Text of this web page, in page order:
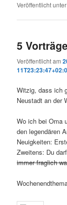
Veröffentlicht unter
5
Veröffentlicht am
Witzig, dass ich
Neustadt an der
Wo ich bei Oma
den legendären
Neuigkeiten:
Zweitens: Du
immer fraglich